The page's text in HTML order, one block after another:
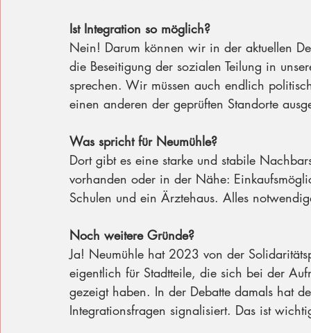
Ist Integration so möglich?
Nein! Darum können wir in der aktuellen
die Beseitigung der sozialen Teilung in
sprechen. Wir müssen auch endlich
einen anderen der geprüften Standorte
Was spricht für Neumühle?
Dort gibt es eine starke und stabile
vorhanden oder in der Nähe:
Schulen und ein Ärztehaus. Alles
Noch weitere Gründe?
Ja! Neumühle hat 2023 von der
eigentlich für Stadtteile, die sich bei der
gezeigt haben. In der Debatte damals hat
Integrationsfragen signalisiert. Das ist